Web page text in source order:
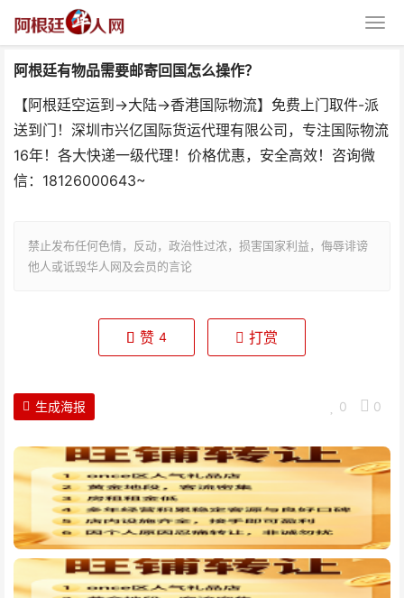
阿根廷有物品需要邮寄回国怎么操作？
【阿根廷空运到→大陆→香港国际物流】免费上门取件-派
送到门！️️️深圳市兴亿国际货运代理有限公司，专注国际物流
16年！各大快递一级代理！价格优惠，安全高效！咨询微
信：18126000643~
禁止发布任何色情，反动，政治性过浓，损害国家利益，侮辱诽谤
他人或诋毁华人网及会员的言论
作？
赞 4 打赏
0 0
生成海报